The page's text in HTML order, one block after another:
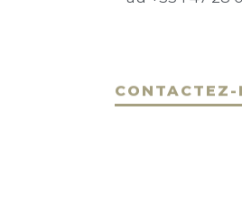
CONTACTEZ-